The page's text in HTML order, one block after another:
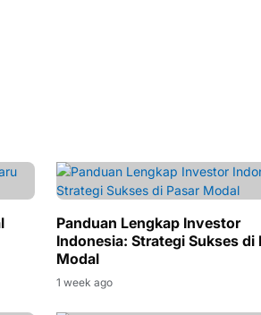
Panduan Lengkap Investor
Indonesia: Strategi Sukses di
Modal
1 week ago